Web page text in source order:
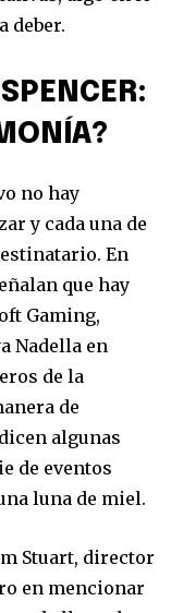
deber.
no hay
y cada una de
En
que hay
Gaming,
Nadella en
de la
de
algunas
de eventos
luna de miel.
Stuart, director
en mencionar